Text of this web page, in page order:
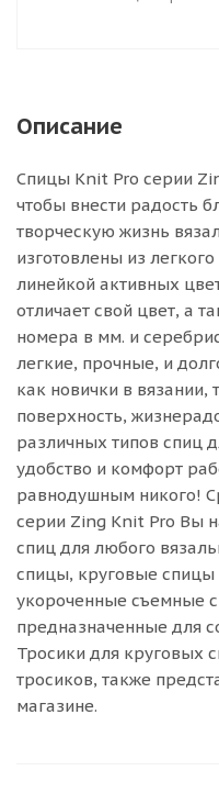
Описание
Спицы Knit Pro серии
чтобы внести радость
творческую жизнь
изготовлены из
линейкой активных
отличает свой цвет, а
номера в мм. и
легкие, прочные, и
как новички в вязании,
поверхность,
различных типов спиц
удобство и комфорт
равнодушным никого!
серии Zing Knit Pro Вы
спиц для любого
спицы, круговые
укороченные съемные
предназначенные для
Тросики для круговых
тросиков, также
магазине.